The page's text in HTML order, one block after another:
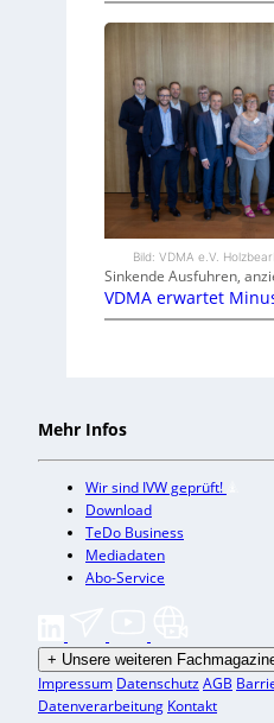
Bild: VDMA e.V.
Sinkende Ausfuhren,
VDMA erwartet
Mehr Infos
Wir sind IVW geprüft!
Download
TeDo Business
Mediadaten
Abo-Service
+ Unsere weiteren
Impressum DatenschutzAGB
Datenverarbeitung Kontakt